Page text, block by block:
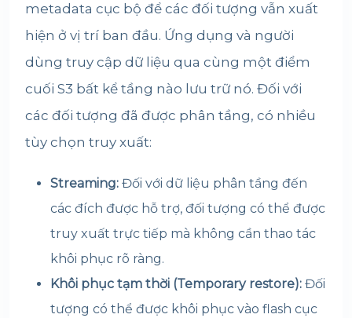
metadata cục bộ để các đối tượng vẫn xuất
hiện ở vị trí ban đầu. Ứng dụng và người
dùng truy cập dữ liệu qua cùng một điểm
cuối S3 bất kể tầng nào lưu trữ nó. Đối với
các đối tượng đã được phân tầng, có nhiều
tùy chọn truy xuất:
Streaming: Đối với dữ liệu phân tầng đến
các đích được hỗ trợ, đối tượng có thể được
truy xuất trực tiếp mà không cần thao tác
khôi phục rõ ràng.
Khôi phục tạm thời (Temporary restore): Đối
tượng có thể được khôi phục vào flash cục